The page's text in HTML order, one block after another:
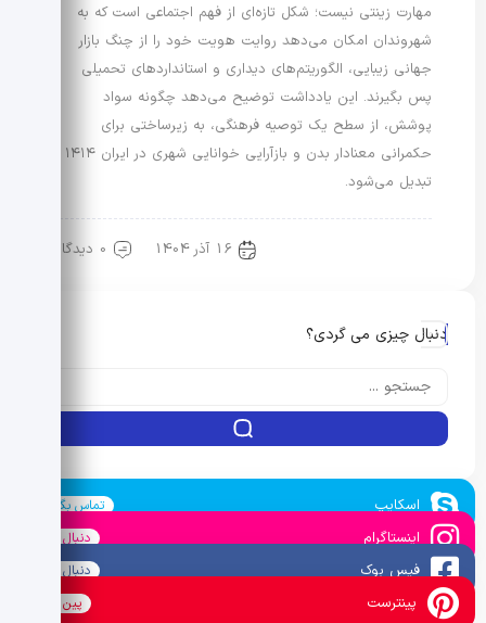
مهارت زینتی نیست؛ شکل تازه‌ای از فهم اجتماعی است که به
شهروندان امکان می‌دهد روایت هویت خود را از چنگ بازار
جهانی زیبایی، الگوریتم‌های دیداری و استانداردهای تحمیلی
پس بگیرند. این یادداشت توضیح می‌دهد چگونه سواد
پوشش، از سطح یک توصیه فرهنگی، به زیرساختی برای
حکمرانی معنادار بدن و بازآرایی خوانایی شهری در ایران ۱۴۱۴
تبدیل می‌شود.
16 آذر 1404 0 دیدگاه
دنبال چیزی می گردی؟
اسکایپ تماس بگیرید
اینستاگرام دنبال کنید
فیس بوک دنبال کنید
پینترست پین کنید